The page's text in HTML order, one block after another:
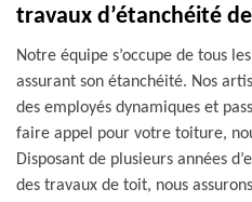
travaux d’étanchéité
Notre équipe s’occupe de tous
assurant son étanchéité. Nos
des employés dynamiques et
faire appel pour votre toiture,
Disposant de plusieurs années
des travaux de toit, nous